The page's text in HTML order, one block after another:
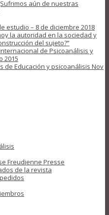
aún de nuestras
estudio – 8 de diciembre 2018
la autoridad en la sociedad y
del sujeto?”
de Psicoanálisis y
2015
de Educación y psicoanálisis Nov
Freudienne Presse
de la revista